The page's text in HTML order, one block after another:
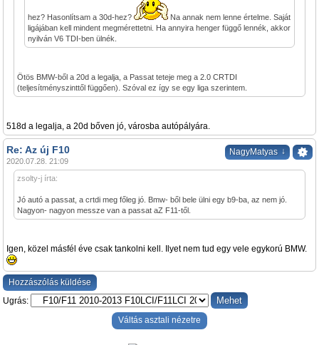
hez? Hasonlítsam a 30d-hez?
Na annak nem lenne értelme. Saját
ligájában kell mindent megmérettetni. Ha annyira henger függő lennék, akkor
nyilván V6 TDI-ben ülnék.
Ötös BMW-ből a 20d a legalja, a Passat teteje meg a 2.0 CRTDI
(teljesítményszinttől függően). Szóval ez így se egy liga szerintem.
518d a legalja, a 20d bőven jó, városba autópályára.
NagyMatyas ↓
Re: Az új F10
2020.07.28. 21:09
zsolty-j írta:
Jó autó a passat, a crtdi meg főleg jó. Bmw- ből bele ülni egy b9-ba, az nem jó.
Nagyon- nagyon messze van a passat aZ F11-től.
Igen, közel másfél éve csak tankolni kell. Ilyet nem tud egy vele egykorú BMW.
Hozzászólás küldése
Ugrás:
Váltás asztali nézetre